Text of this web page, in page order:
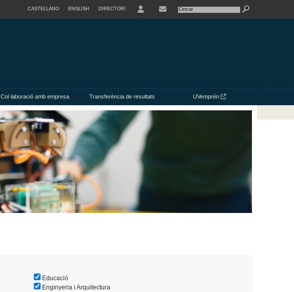
CASTELLANO ENGLISH DIRECTORI
Col·laboració amb empresa Transferència de resultats UVemprén
Educació
Enginyeria i Arquitectura